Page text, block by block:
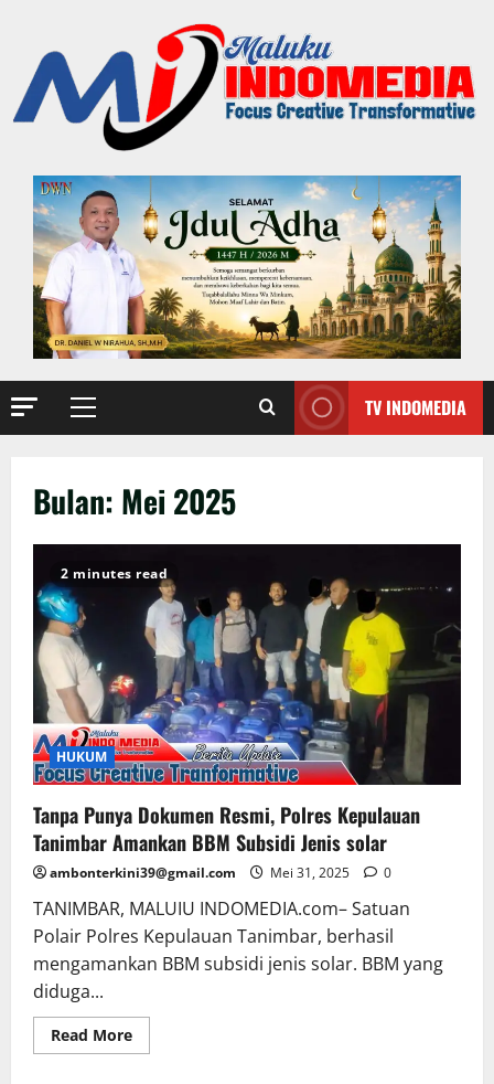
TV INDOMEDIA
Bulan: Mei 2025
2 minutes read
HUKUM
Tanpa Punya Dokumen Resmi, Polres Kepulauan
Tanimbar Amankan BBM Subsidi Jenis solar
ambonterkini39@gmail.com Mei 31, 2025 0
TANIMBAR, MALUIU INDOMEDIA.com– Satuan
Polair Polres Kepulauan Tanimbar, berhasil
mengamankan BBM subsidi jenis solar. BBM yang
diduga...
Read More